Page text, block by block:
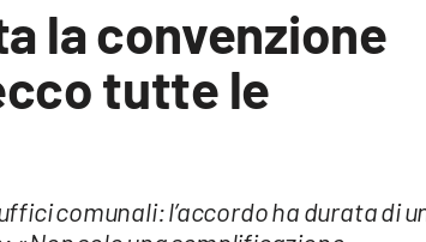
la convenzione
tutte le
comunali: l’accordo ha durata di